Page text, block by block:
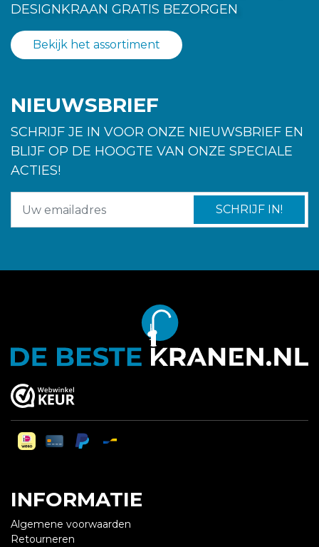
DESIGNKRAAN GRATIS BEZORGEN
Bekijk het assortiment
NIEUWSBRIEF
SCHRIJF JE IN VOOR ONZE NIEUWSBRIEF EN
BLIJF OP DE HOOGTE VAN ONZE SPECIALE
ACTIES!
SCHRIJF IN!
INFORMATIE
Algemene voorwaarden
Retourneren